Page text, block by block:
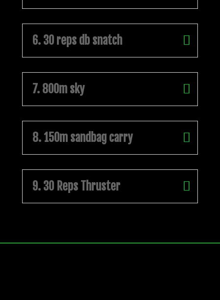
6. 30 reps db snatch
7. 800m sky
8. 150m sandbag carry
9. 30 Reps Thruster